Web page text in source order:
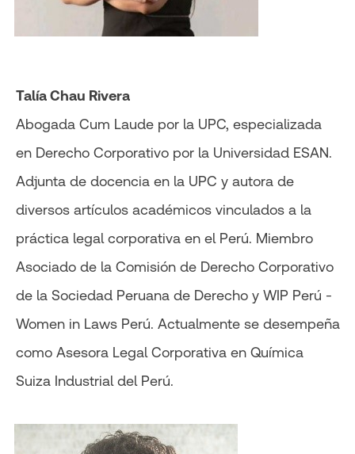
Talía Chau Rivera
Abogada Cum Laude por la UPC, especializada
en Derecho Corporativo por la Universidad ESAN.
Adjunta de docencia en la UPC y autora de
diversos artículos académicos vinculados a la
práctica legal corporativa en el Perú. Miembro
Asociado de la Comisión de Derecho Corporativo
de la Sociedad Peruana de Derecho y WIP Perú -
Women in Laws Perú. Actualmente se desempeña
como Asesora Legal Corporativa en Química
Suiza Industrial del Perú.